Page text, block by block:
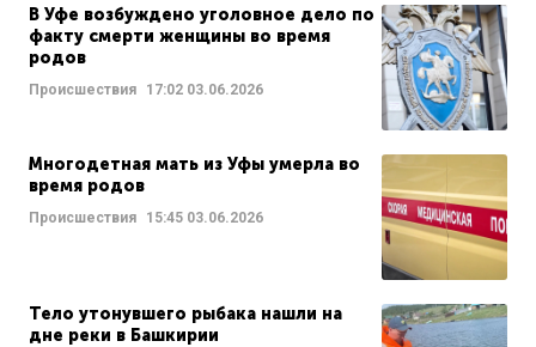
В Уфе возбуждено уголовное дело по
факту смерти женщины во время
родов
Происшествия 17:02 03.06.2026
Многодетная мать из Уфы умерла во
время родов
Происшествия 15:45 03.06.2026
Тело утонувшего рыбака нашли на
дне реки в Башкирии